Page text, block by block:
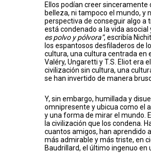
Ellos podían creer
belleza, ni tampoco el mundo, y
perspectiva de conseguir algo a
está condenado a la vida
es polvo y pólvora”, escribía
los espantosos desfiladeros de
cultura, una cultura centrada en
Valéry, Ungaretti y T.S. Eliot era
civilización sin cultura, una
se han invertido de manera
Y, sin embargo, humillada y
omnipresente y ubicua como el
y una forma de mirar el mundo.
la civilización que los condena.
cuantos amigos, han aprendido
más admirable y más triste, en
Baudrillard, el último ingenuo en